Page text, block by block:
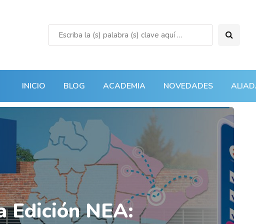
INICIO BLOG ACADEMIA NOVEDADES
Edición NEA: